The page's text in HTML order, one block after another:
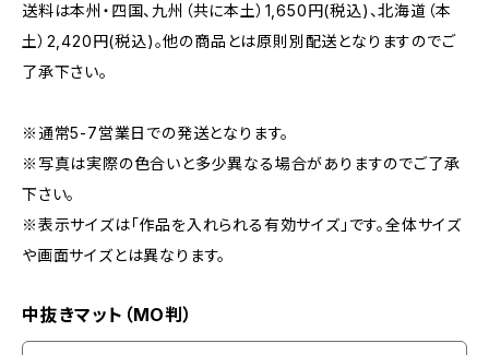
送料は本州・四国、九州（共に本土）1,650円(税込)、北海道（本
土）2,420円(税込)。他の商品とは原則別配送となりますのでご
了承下さい。
※通常5-7営業日での発送となります。
※写真は実際の色合いと多少異なる場合がありますのでご了承
下さい。
※表示サイズは「作品を入れられる有効サイズ」です。全体サイズ
や画面サイズとは異なります。
中抜きマット（MO判）